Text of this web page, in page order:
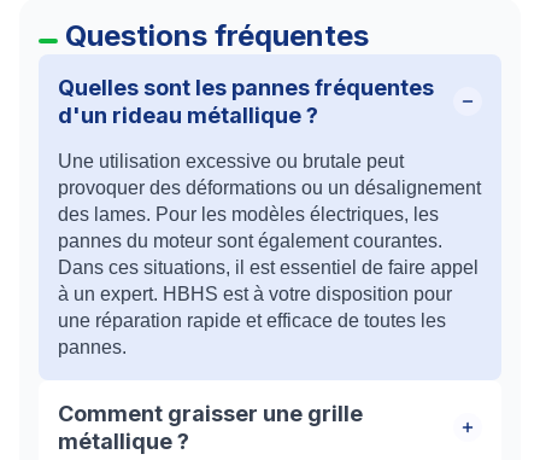
Questions fréquentes
Quelles sont les pannes fréquentes
d'un rideau métallique ?
Une utilisation excessive ou brutale peut
provoquer des déformations ou un désalignement
des lames. Pour les modèles électriques, les
pannes du moteur sont également courantes.
Dans ces situations, il est essentiel de faire appel
à un expert. HBHS est à votre disposition pour
une réparation rapide et efficace de toutes les
pannes.
Comment graisser une grille
métallique ?